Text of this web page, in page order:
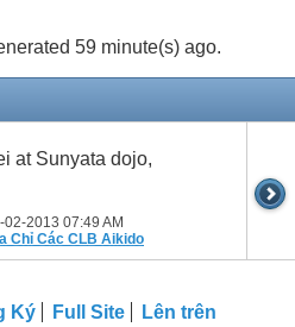
59 minute(s) ago.
at Sunyata dojo,
02-2013 07:49 AM
Chỉ Các CLB Aikido
Ký Full Site Lên trên